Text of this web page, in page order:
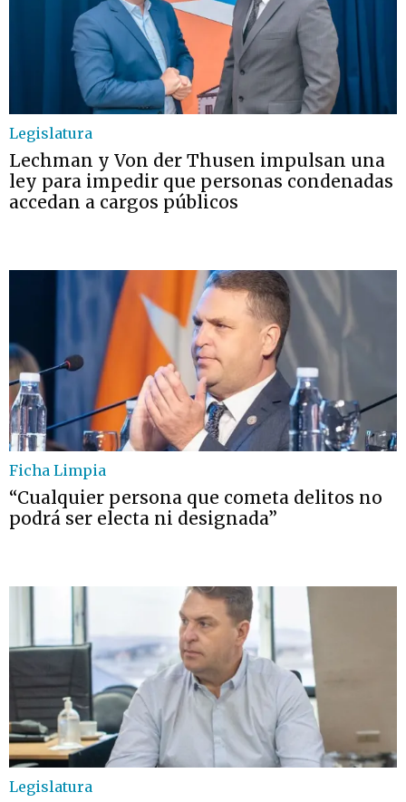
Legislatura
Lechman y Von der Thusen impulsan una
ley para impedir que personas condenadas
accedan a cargos públicos
Ficha Limpia
“Cualquier persona que cometa delitos no
podrá ser electa ni designada”
Legislatura